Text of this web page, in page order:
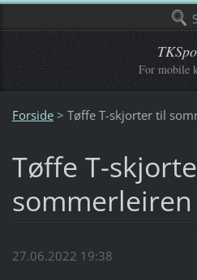
For mobile
Forside > Tøffe T-skjorter til
Tøffe T-
sommerleiren
27.06.2022 19:38